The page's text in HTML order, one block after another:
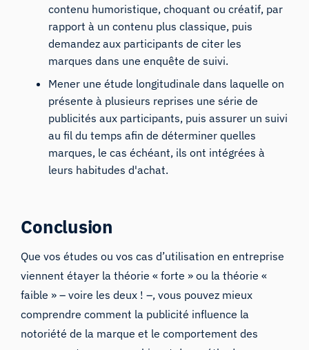
contenu humoristique, choquant ou créatif, par
rapport à un contenu plus classique, puis
demandez aux participants de citer les
marques dans une enquête de suivi.
Mener une étude longitudinale dans laquelle on
présente à plusieurs reprises une série de
publicités aux participants, puis assurer un suivi
au fil du temps afin de déterminer quelles
marques, le cas échéant, ils ont intégrées à
leurs habitudes d'achat.
Conclusion
Que vos études ou vos cas d’utilisation en entreprise
viennent étayer la théorie « forte » ou la théorie «
faible » – voire les deux ! –, vous pouvez mieux
comprendre comment la publicité influence la
notoriété de la marque et le comportement des